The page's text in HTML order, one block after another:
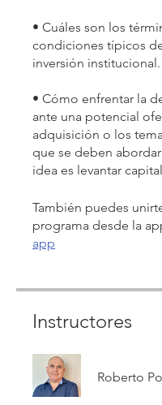
• Cuáles son los
condiciones típicos
inversión institucional.
• Cómo enfrentar la
ante una potencial
adquisición o los
que se deben
idea es levantar
También puedes
programa desde la
app
Instructores
Roberto